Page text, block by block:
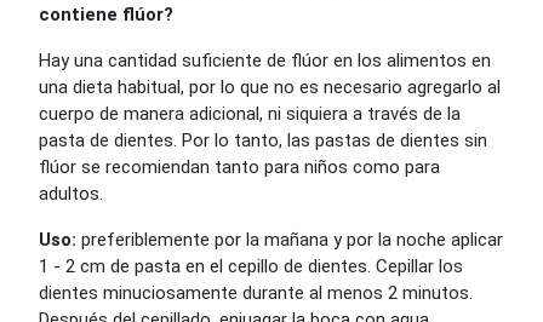
contiene flúor?
Hay una cantidad suficiente de flúor en los alimentos en
una dieta habitual, por lo que no es necesario agregarlo al
cuerpo de manera adicional, ni siquiera a través de la
pasta de dientes. Por lo tanto, las pastas de dientes sin
flúor se recomiendan tanto para niños como para
adultos.
Uso: preferiblemente por la mañana y por la noche aplicar
1 - 2 cm de pasta en el cepillo de dientes. Cepillar los
dientes minuciosamente durante al menos 2 minutos.